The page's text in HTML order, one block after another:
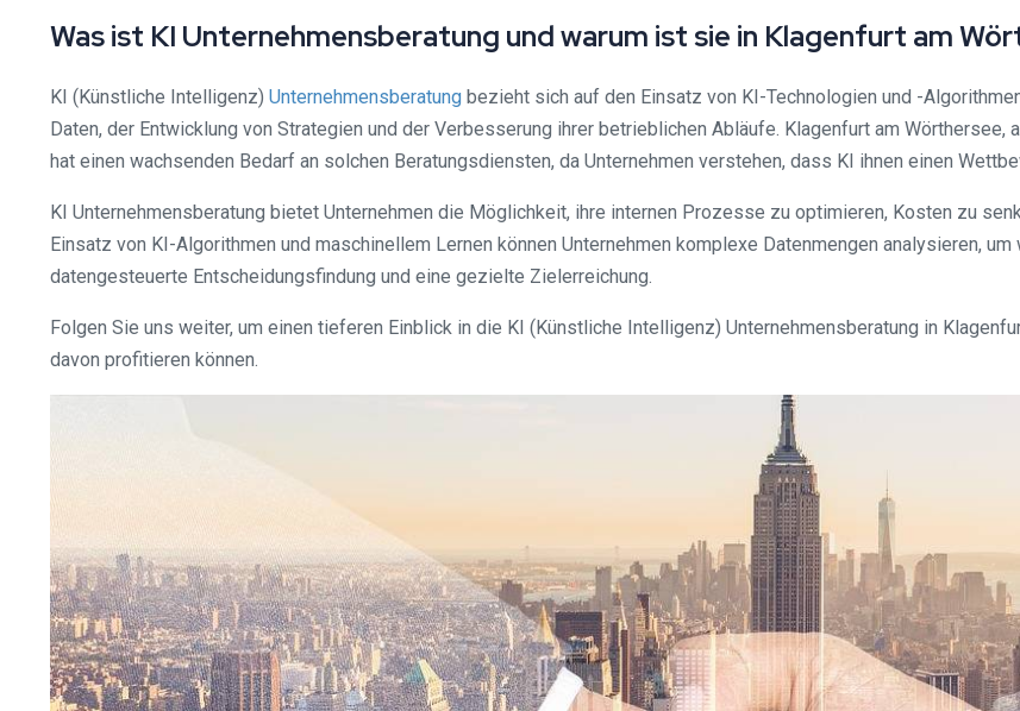
Was ist KI Unternehmensberatung und warum ist sie in Klagenfurt am
KI (Künstliche Intelligenz) Unternehmensberatung bezieht sich auf den Einsatz von KI-Technologien und -
Daten, der Entwicklung von Strategien und der Verbesserung ihrer betrieblichen Abläufe. Klagenfurt am
hat einen wachsenden Bedarf an solchen Beratungsdiensten, da Unternehmen verstehen, dass KI ihnen einen
KI Unternehmensberatung bietet Unternehmen die Möglichkeit, ihre internen Prozesse zu optimieren, Kosten zu
Einsatz von KI-Algorithmen und maschinellem Lernen können Unternehmen komplexe Datenmengen analysieren,
datengesteuerte Entscheidungsfindung und eine gezielte Zielerreichung.
Folgen Sie uns weiter, um einen tieferen Einblick in die KI (Künstliche Intelligenz) Unternehmensberatung in
davon profitieren können.